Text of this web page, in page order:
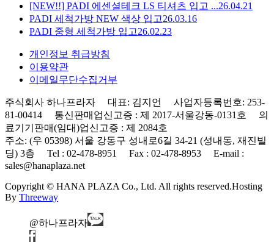
[NEW!!] PADI 에센셜테크 LS 티셔츠 입고 ...26.04.21
PADI 세척가방 NEW 색상 입고26.03.16
PADI 중형 세척가방 입고26.02.23
개인정보 취급방침
이용약관
이메일무단수집거부
주식회사 하나프라자 대표: 김지언 사업자등록번호: 253-
81-00414 통신판매업신고증 : 제 2017-서울강동-0131호 의
료기기판매(임대)업신고증 : 제 2084호
주소: (우 05398) 서울 강동구 성내로6길 34-21 (성내동, 재진빌
딩) 3층 Tel : 02-478-8951 Fax : 02-478-8953 E-mail :
sales@hanaplaza.net
Copyright © HANA PLAZA Co., Ltd. All rights reserved.Hosting
By Threeway
@하나프라자